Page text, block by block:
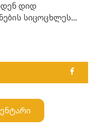
დიდ
სიცოცხლეს...